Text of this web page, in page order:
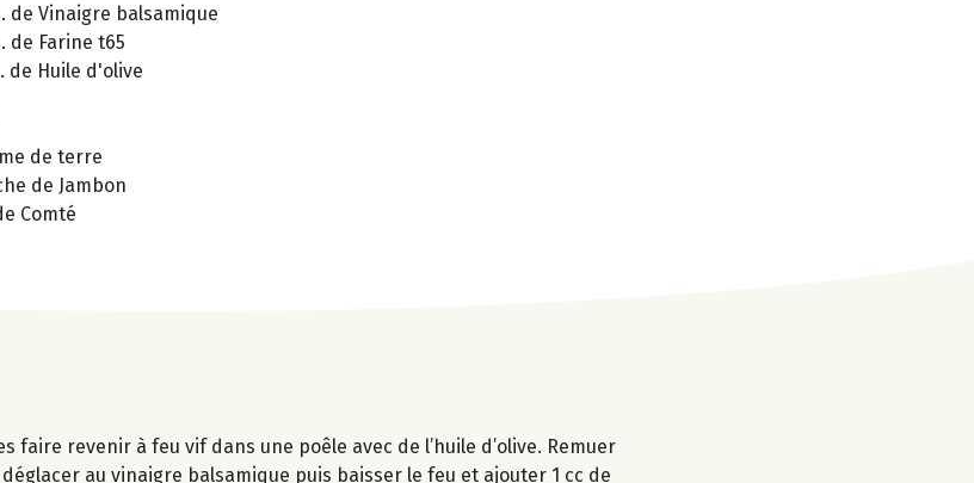
de Vinaigre balsamique
de Farine t65
de Huile d'olive
de terre
de Jambon
Comté
faire revenir à feu vif dans une poêle avec de l’huile d’olive. Remuer
au vinaigre balsamique puis baisser le feu et ajouter 1 cc de